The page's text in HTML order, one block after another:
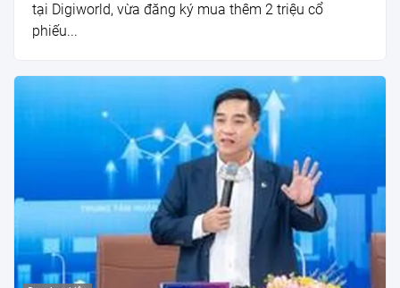
tại Digiworld, vừa đăng ký mua thêm 2 triệu cổ
phiếu...